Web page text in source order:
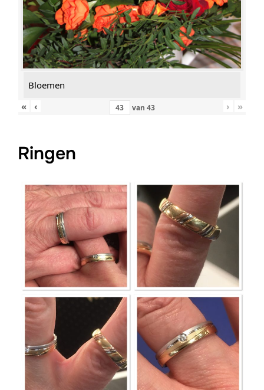
Bloemen
«
‹ van 43 › »
Ringen